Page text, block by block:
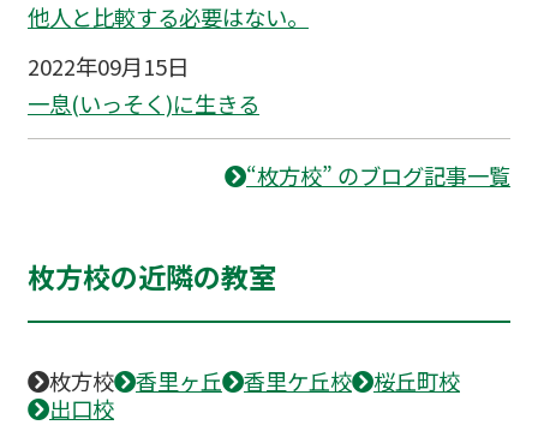
他人と比較する必要はない。
2022年09月15日
一息(いっそく)に生きる
“枚方校” のブログ記事一覧
枚方校の近隣の教室
枚方校 香里ヶ丘 香里ケ丘校
桜丘町校
出口校